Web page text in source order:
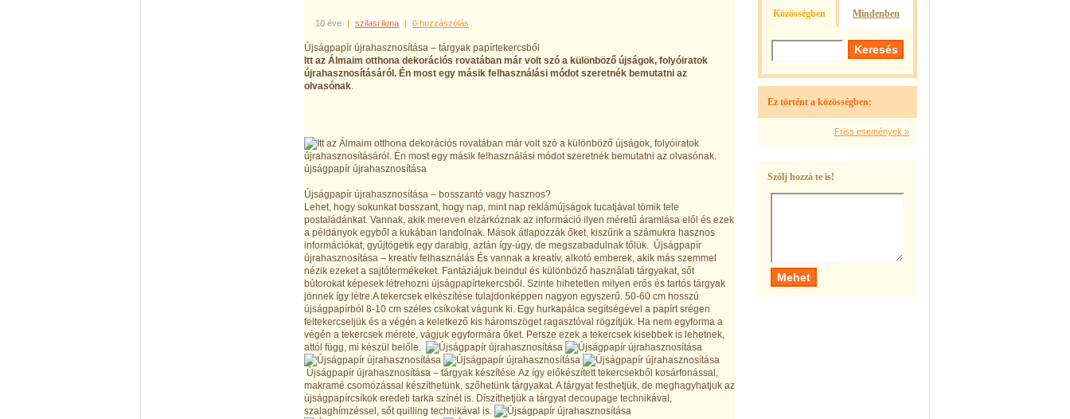
10 éve | szilasi ilona | 0 hozzászólás
Újságpapír újrahasznosítása – tárgyak papírtekercsből
Itt az Álmaim otthona dekorációs rovatában már volt szó a különböző újságok, folyóiratok
újrahasznosításáról. Én most egy másik felhasználási módot szeretnék bemutatni az
olvasónak.
Újságpapír újrahasznosítása – bosszantó vagy hasznos?
Lehet, hogy sokunkat bosszant, hogy nap, mint nap reklámújságok tucatjával tömik tele
postaládánkat. Vannak, akik mereven elzárkóznak az információ ilyen méretű áramlása elől és ezek
a példányok egyből a kukában landolnak. Mások átlapozzák őket, kiszűrik a számukra hasznos
információkat, gyűjtögetik egy darabig, aztán így-úgy, de megszabadulnak tőlük. Újságpapír
újrahasznosítása – kreatív felhasználás És vannak a kreatív, alkotó emberek, akik más szemmel
nézik ezeket a sajtótermékeket. Fantáziájuk beindul és különböző használati tárgyakat, sőt
bútorokat képesek létrehozni újságpapírtekercsből. Szinte hihetetlen milyen erős és tartós tárgyak
jönnek így létre.A tekercsek elkészítése tulajdonképpen nagyon egyszerű. 50-60 cm hosszú
újságpapírból 8-10 cm széles csíkokat vágunk ki. Egy hurkapálca segítségével a papírt srégen
feltekercseljük és a végén a keletkező kis háromszöget ragasztóval rögzítjük. Ha nem egyforma a
végén a tekercsek mérete, vágjuk egyformára őket. Persze ezek a tekercsek kisebbek is lehetnek,
attól függ, mi készül belőle.
Újságpapír újrahasznosítása – tárgyak készítése Az így előkészített tekercsekből kosárfonással,
makramé csomózással készíthetünk, szőhetünk tárgyakat. A tárgyat festhetjük, de meghagyhatjuk az
újságpapírcsíkok eredeti tarka színét is. Díszíthetjük a tárgyat decoupage technikával,
szalaghímzéssel, sőt quilling technikával is.
Közösségben Mindenben
Ez történt a közösségben:
Friss események »
Szólj hozzá te is!